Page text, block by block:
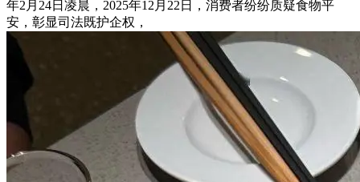
年2月24日凌晨，2025年12月22日，消费者纷纷质疑食物平
安，彰显司法既护企权，